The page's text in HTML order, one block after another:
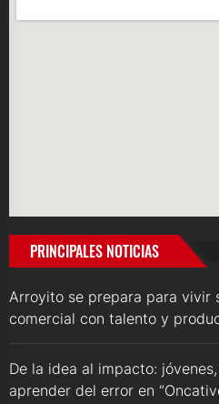
PRINCIPALES NOTICIAS
Arroyito se prepara para vivir
comercial con talento y
De la idea al impacto:
aprender del error en